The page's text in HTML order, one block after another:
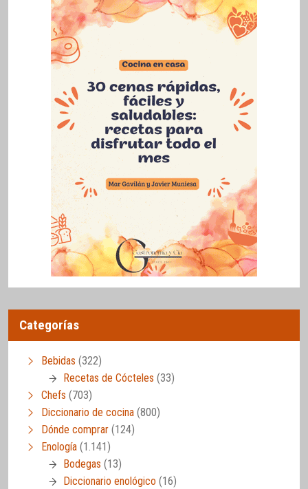
Categorías
Bebidas (322)
Recetas de Cócteles (33)
Chefs (703)
Diccionario de cocina (800)
Dónde comprar (124)
Enología (1.141)
Bodegas (13)
Diccionario enológico (16)